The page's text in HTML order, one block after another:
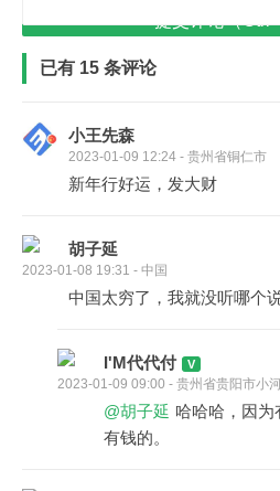
已有 15 条评论
小王先森
2023-01-09 12:24 - 贵州省铜仁市
新年行好运，发大财
胡子延
2023-01-08 19:31 - 中国
中国太穷了，我就没听哪个
I'M代代付
2023-01-09 09:00 - 贵州省贵阳市小
@胡子延 哈哈哈，因为
有钱的。